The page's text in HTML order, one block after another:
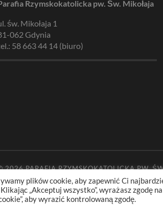
Rzymskokatolicka pw. Św. Mikołaja
św. Mikołaja 1
062 Gdynia
58 663 44 14 (biuro)
2026PARAFIA RZYMSKOKATOLICKA PW.
plików cookie, aby zapewnić Ci
„Akceptuj wszystko”, wyrażasz zgodę
aby wyrazić kontrolowaną zgodę.